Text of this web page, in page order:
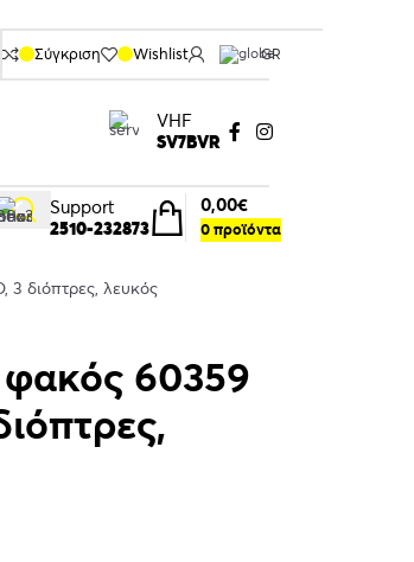
Σύγκριση Wishlist GR
VHF
SV7BVR
Support
2510-232873
0προϊόντα
0,00€
3 διόπτρες, λευκός
φακός 60359